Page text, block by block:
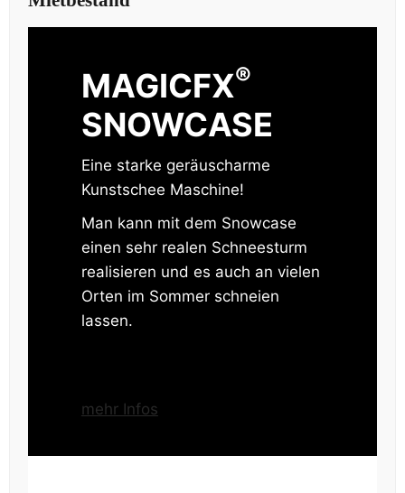
MAGICFX®
SNOWCASE
Eine starke geräuscharme
Kunstschee Maschine!
Man kann mit dem Snowcase
einen sehr realen Schneesturm
realisieren und es auch an vielen
Orten im Sommer schneien
lassen.
mehr Infos